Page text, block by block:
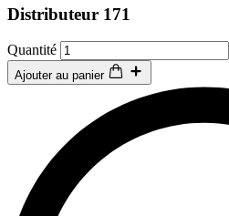
Distributeur 171
Quantité
Ajouter au panier